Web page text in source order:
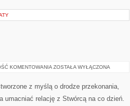
KOMENTOWANIA HISTORIA
ZOSTAŁA WYŁĄCZONA
z myślą o drodze przekonania,
umacniać relację z Stwórcą na co dzień.